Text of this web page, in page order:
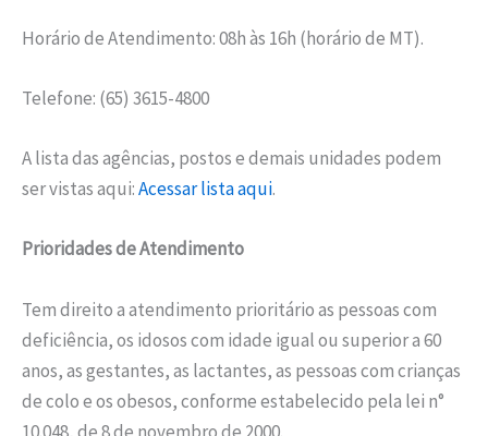
Horário de Atendimento: 08h às 16h (horário de MT).
Telefone: (65) 3615-4800
A lista das agências, postos e demais unidades podem
ser vistas aqui:Acessar lista aqui.
Prioridades de Atendimento
Tem direito a atendimento prioritário as pessoas com
deficiência, os idosos com idade igual ou superior a 60
anos, as gestantes, as lactantes, as pessoas com crianças
de colo e os obesos, conforme estabelecido pela lei n°
10.048, de 8 de novembro de 2000.